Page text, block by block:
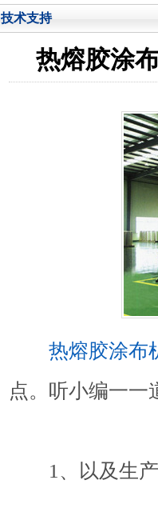
技术支持
热熔胶涂
热熔胶涂布
点。听小编一一
1、以及生产